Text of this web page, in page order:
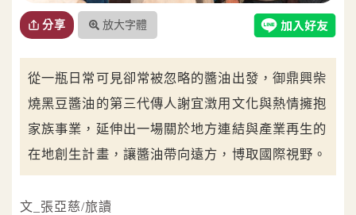
分享 放大字體
從一瓶日常可見卻常被忽略的醬油出發，御鼎興柴
燒黑豆醬油的第三代傳人謝宜澂用文化與熱情擁抱
家族事業，延伸出一場關於地方連結與產業再生的
在地創生計畫，讓醬油帶向遠方，博取國際視野。
文_張亞慈/旅讀